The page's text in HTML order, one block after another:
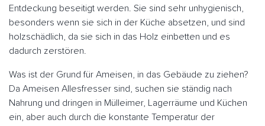
Entdeckung beseitigt werden. Sie sind sehr unhygienisch,
besonders wenn sie sich in der Küche absetzen, und sind
holzschädlich, da sie sich in das Holz einbetten und es
dadurch zerstören.
Was ist der Grund für Ameisen, in das Gebäude zu ziehen?
Da Ameisen Allesfresser sind, suchen sie ständig nach
Nahrung und dringen in Mülleimer, Lagerräume und Küchen
ein, aber auch durch die konstante Temperatur der